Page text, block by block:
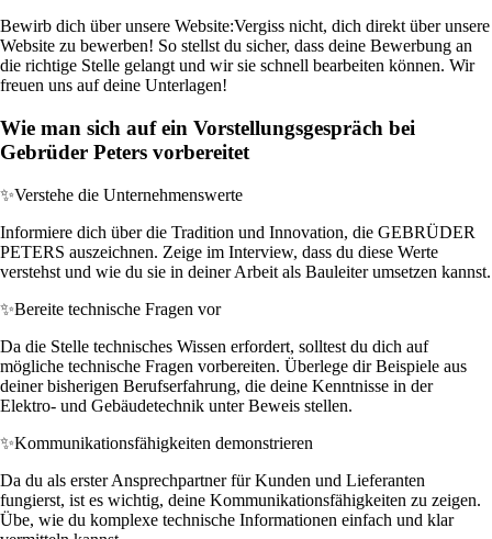
Bewirb dich über unsere Website:Vergiss nicht, dich direkt über unsere
Website zu bewerben! So stellst du sicher, dass deine Bewerbung an
die richtige Stelle gelangt und wir sie schnell bearbeiten können. Wir
freuen uns auf deine Unterlagen!
Wie man sich auf ein Vorstellungsgespräch bei
Gebrüder Peters vorbereitet
✨Verstehe die Unternehmenswerte
Informiere dich über die Tradition und Innovation, die GEBRÜDER
PETERS auszeichnen. Zeige im Interview, dass du diese Werte
verstehst und wie du sie in deiner Arbeit als Bauleiter umsetzen kannst.
✨Bereite technische Fragen vor
Da die Stelle technisches Wissen erfordert, solltest du dich auf
mögliche technische Fragen vorbereiten. Überlege dir Beispiele aus
deiner bisherigen Berufserfahrung, die deine Kenntnisse in der
Elektro- und Gebäudetechnik unter Beweis stellen.
✨Kommunikationsfähigkeiten demonstrieren
Da du als erster Ansprechpartner für Kunden und Lieferanten
fungierst, ist es wichtig, deine Kommunikationsfähigkeiten zu zeigen.
Übe, wie du komplexe technische Informationen einfach und klar